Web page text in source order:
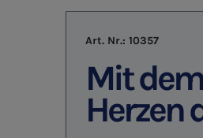
Art. Nr.: 10357
Mit
Herzen